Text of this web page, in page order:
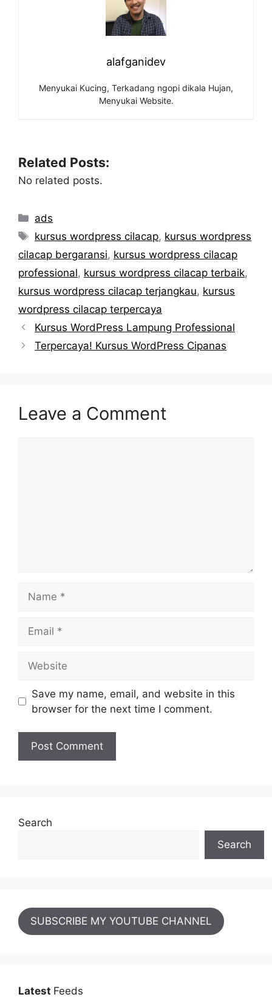
alafganidev
Menyukai Kucing, Terkadang ngopi dikala Hujan,
Menyukai Website.
Related Posts:
No related posts.
Categories
ads
Tags
kursus wordpress cilacap, kursus wordpress
cilacap bergaransi, kursus wordpress cilacap
professional, kursus wordpress cilacap terbaik,
kursus wordpress cilacap terjangkau, kursus
wordpress cilacap terpercaya
Kursus WordPress Lampung Professional
Terpercaya! Kursus WordPress Cipanas
Leave a Comment
Save my name, email, and website in this
browser for the next time I comment.
Search
Search
SUBSCRIBE MY YOUTUBE CHANNEL
Latest Feeds